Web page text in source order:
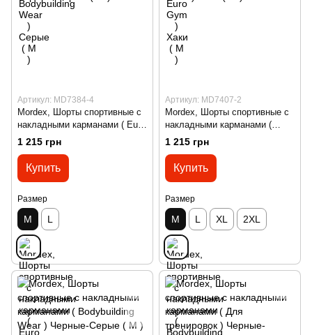
Артикул: MD7384-4
Mordex, Шорты спортивные с
накладными карманами ( Euro
Gym ) Черные-Серые ( M )
1 215 грн
Купить
Размер
M L
Артикул: MD7407-2
Mordex, Шорты спортивные с
накладными карманами (
Bodybuilding Wear ) Хаки ( M )
1 215 грн
Купить
Размер
M L XL 2XL